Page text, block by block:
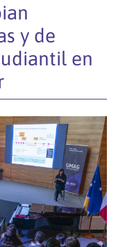
y de
en